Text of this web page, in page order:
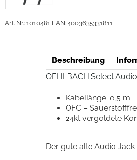
Art. Nr.: 1010481 EAN: 4003635331811
Beschreibung
OEHLBACH Select
Kabellänge: 0,5 m
OFC –
24kt vergoldete
Der gute alte Audio